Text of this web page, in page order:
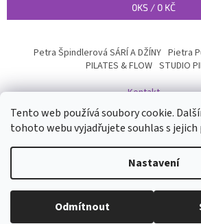
Tento web používá soubory cookie.
tohoto webu vyjadřujete souhlas s jejich
Nastavení
Odmítnout
0KS / 0 KČ
Petra Špindlerová SÁRÍ A DŽÍNY Pietra
PILATES & FLOW STUDIO
Kontakt
Copyright 2026INYOGA SHOP. Všechna